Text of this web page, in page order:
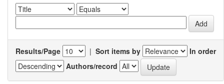
Results/Page | Sort items by
In order
Authors/record